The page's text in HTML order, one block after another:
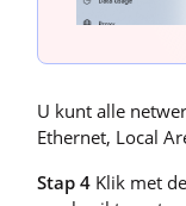
U kunt alle
Ethernet, Local
Stap 4 Klik met